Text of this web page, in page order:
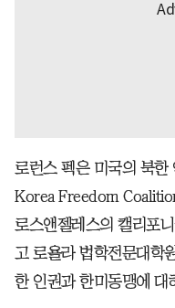
로런스 펙은 미국의 북
Korea Freedom
로스앤젤레스의 캘리포
고 로욜라 법학전문대학
한 인권과 한미동맹에 대